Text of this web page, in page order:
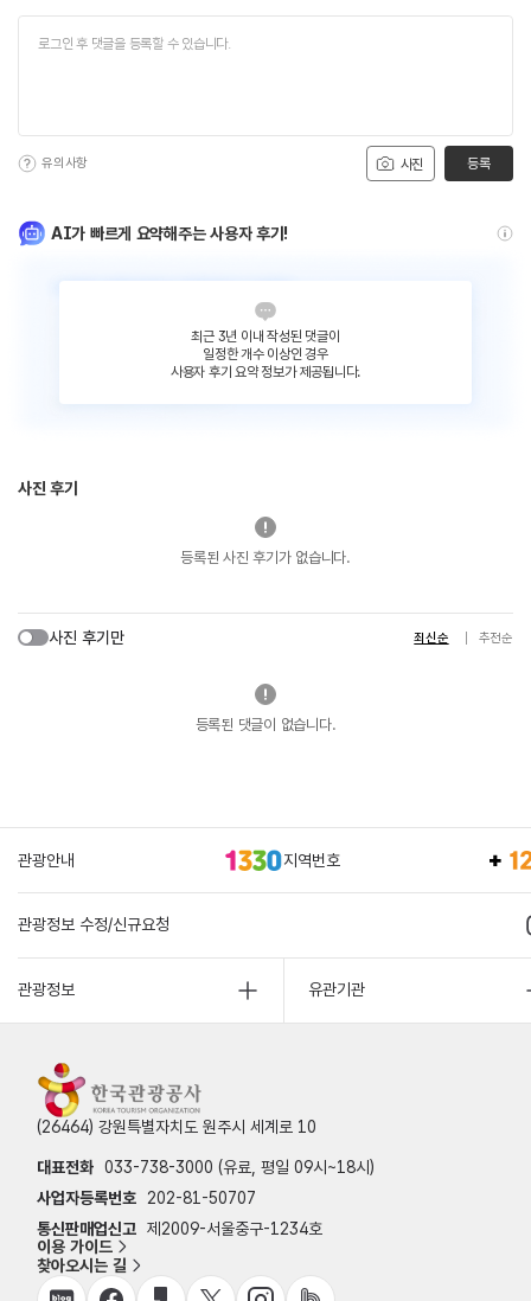
사진
유의사항 등록
AI가 빠르게 요약해주는 사용자 후기!
최근 3년 이내 작성된 댓글이
일정한 개수 이상인 경우
사용자 후기 요약 정보가 제공됩니다.
사진 후기
등록된 사진 후기가 없습니다.
사진 후기만 최신순 추천순
등록된 댓글이 없습니다.
관광안내 지역번호
관광정보 수정/신규요청
관광정보 유관기관
(26464) 강원특별자치도 원주시 세계로 10
대표전화 033-738-3000 (유료, 평일 09시~18시)
사업자등록번호
202-81-50707
통신판매업신고 제2009-서울중구-1234호
이용 가이드
찾아오시는 길